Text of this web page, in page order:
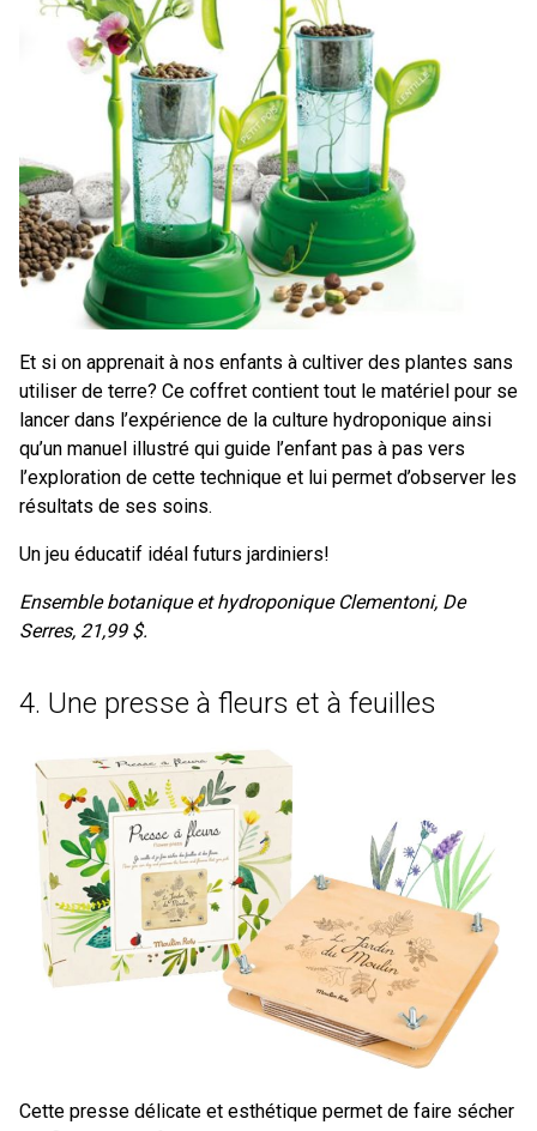
Et si on apprenait à nos enfants à cultiver des plantes sans
utiliser de terre? Ce coffret contient tout le matériel pour se
lancer dans l’expérience de la culture hydroponique ainsi
qu’un manuel illustré qui guide l’enfant pas à pas vers
l’exploration de cette technique et lui permet d’observer les
résultats de ses soins.
Un jeu éducatif idéal futurs jardiniers!
Ensemble botanique et hydroponique Clementoni, De
Serres, 21,99 $.
4. Une presse à fleurs et à feuilles
Cette presse délicate et esthétique permet de faire sécher